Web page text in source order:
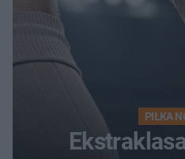
PIŁKA